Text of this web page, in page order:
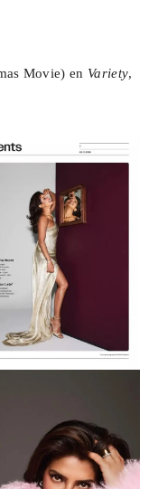
Movie) en Variety,